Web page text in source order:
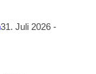
31. Juli 2026 -